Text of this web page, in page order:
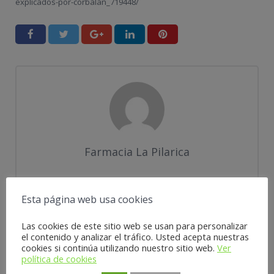
Farmacia La Pilarica
PUBLICACIÓN ANTERIOR
Deja una respuesta
Esta página web usa cookies
Las cookies de este sitio web se usan para personalizar
el contenido y analizar el tráfico. Usted acepta nuestras
cookies si continúa utilizando nuestro sitio web. Ver
política de cookies